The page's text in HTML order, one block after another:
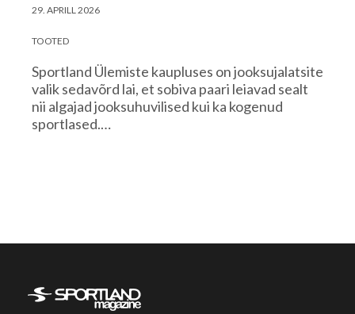
29. APRILL 2026
TOOTED
Sportland Ülemiste kaupluses on jooksujalatsite
valik sedavõrd lai, et sobiva paari leiavad sealt
nii algajad jooksuhuvilised kui ka kogenud
sportlased.…